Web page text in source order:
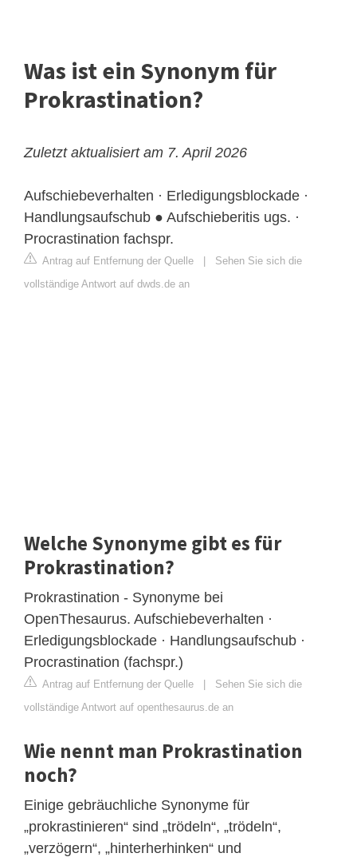
Was ist ein Synonym für
Prokrastination?
Zuletzt aktualisiert am 7. April 2026
Aufschiebeverhalten · Erledigungsblockade ·
Handlungsaufschub ● Aufschieberitis ugs. ·
Procrastination fachspr.
Antrag auf Entfernung der Quelle
Sehen Sie sich die
vollständige Antwort auf dwds.de an
Welche Synonyme gibt es für
Prokrastination?
Prokrastination - Synonyme bei
OpenThesaurus. Aufschiebeverhalten ·
Erledigungsblockade · Handlungsaufschub ·
Procrastination (fachspr.)
Antrag auf Entfernung der Quelle
Sehen Sie sich die
vollständige Antwort auf openthesaurus.de an
Wie nennt man Prokrastination
noch?
Einige gebräuchliche Synonyme für
„prokrastinieren“ sind „trödeln“, „trödeln“,
„verzögern“, „hinterherhinken“ und